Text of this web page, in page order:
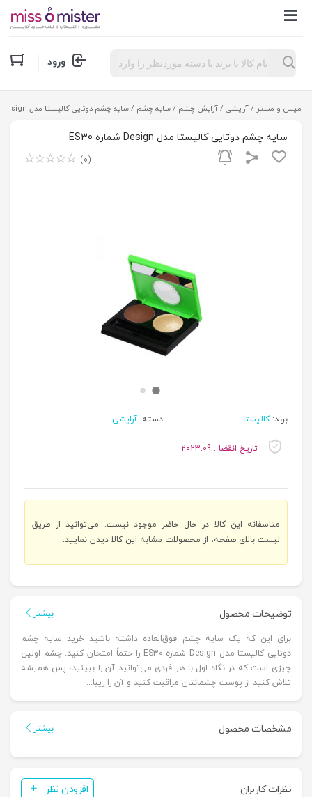
Products
search ورود
میس و مستر /آرایشی /آرایش چشم /سایه چشم / سايه چشم دوتایی کالیستا مدل Design شماره ES30
سايه چشم دوتایی کالیستا مدل Design شماره ES30
(0)
برند:کالیستا دسته:آرایشی
تاریخ انقضا : 2023.09
متاسفانه این کالا در حال حاضر موجود نیست. می‌توانید از طریق
لیست بالای صفحه، از محصولات مشابه این کالا دیدن نمایید.
توضیحات محصول بیشتر
برای این که یک سایه چشم فوق‌العاده داشته باشید خرید سایه چشم
دوتایی کالیستا مدل Design شماره ES30 را حتماً امتحان کنید. چشم اولین
چیزی است که در نگاه اول با هر فردی می‌توانید آن را ببینید، پس همیشه
تلاش کنید از پوست چشمانتان مراقبت کنید و آن را زیبا...
مشخصات محصول بیشتر
نظرات کاربران افزودن نظر